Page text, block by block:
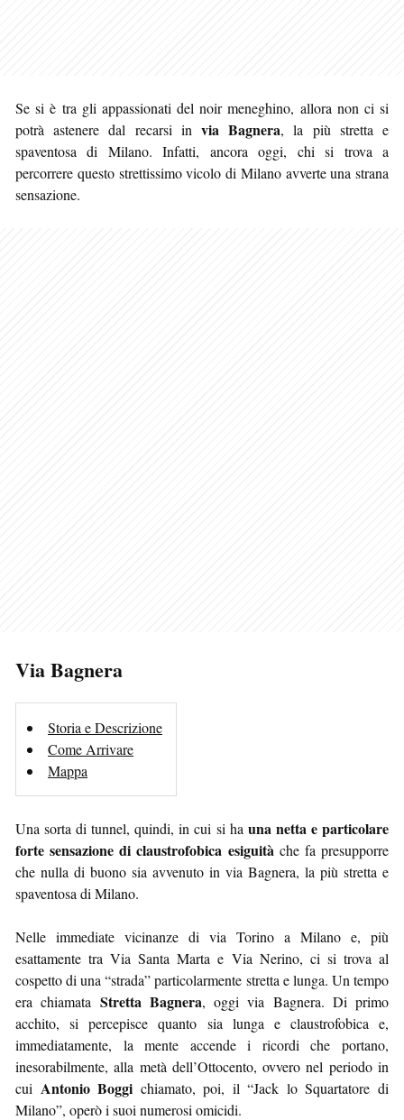
Se si è tra gli appassionati del noir meneghino, allora non ci si
potrà astenere dal recarsi in via Bagnera, la più stretta e
spaventosa di Milano. Infatti, ancora oggi, chi si trova a
percorrere questo strettissimo vicolo di Milano avverte una strana
sensazione.
Via Bagnera
Storia e Descrizione
Come Arrivare
Mappa
Una sorta di tunnel, quindi, in cui si ha una netta e particolare
forte sensazione di claustrofobica esiguità che fa presupporre
che nulla di buono sia avvenuto in via Bagnera, la più stretta e
spaventosa di Milano.
Nelle immediate vicinanze di via Torino a Milano e, più
esattamente tra Via Santa Marta e Via Nerino, ci si trova al
cospetto di una “strada” particolarmente stretta e lunga. Un tempo
era chiamata Stretta Bagnera, oggi via Bagnera. Di primo
acchito, si percepisce quanto sia lunga e claustrofobica e,
immediatamente, la mente accende i ricordi che portano,
inesorabilmente, alla metà dell’Ottocento, ovvero nel periodo in
cui Antonio Boggi chiamato, poi, il “Jack lo Squartatore di
Milano”, operò i suoi numerosi omicidi.